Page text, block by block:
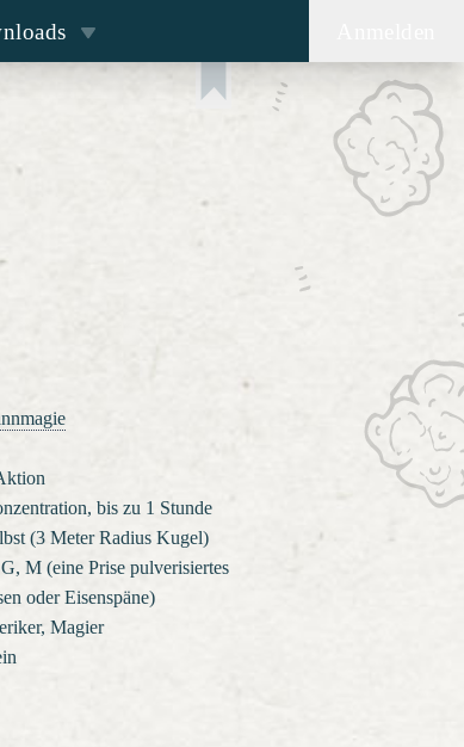
bis zu 1 Stunde
(3 Meter Radius Kugel)
M (eine Prise pulverisiertes
oder Eisenspäne)
Magier